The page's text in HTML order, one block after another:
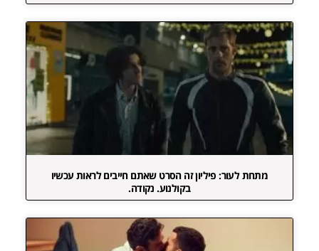
מתחת לעור: פיליון זה הסרט שאתם חייבים לראות עכשיו
בקולנוע. נקודה.